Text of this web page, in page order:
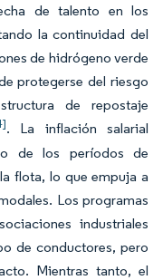
de talento en los
la continuidad del
de hidrógeno verde
protegerse del riesgo
de repostaje
. La inflación salarial
de los períodos de
flota, lo que empuja a
Los programas
industriales
de conductores, pero
Mientras tanto, el